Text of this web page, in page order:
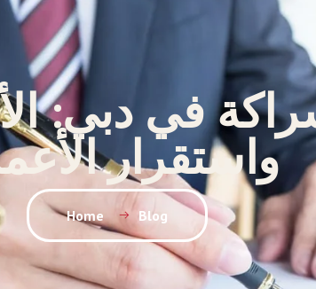
في دبي:
واستقرار
Home Blog